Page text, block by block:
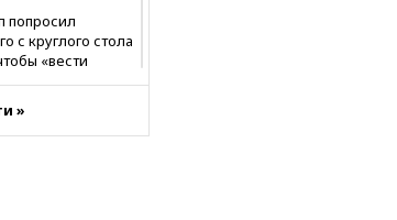
попросил
с круглого стола
«вести
погиб при
из Марокко в
»